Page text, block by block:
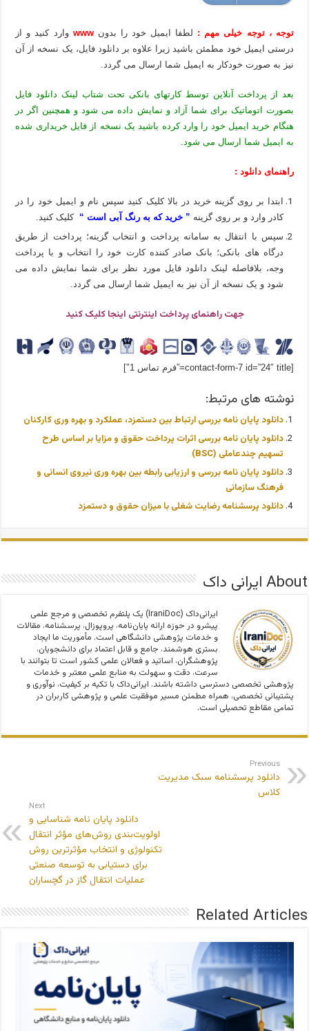
توجه ، توجه خیلی مهم : لطفا ایمیل خود را بدون www وارد کنید و از
درستی ایمیل خود مطمئن باشید زیرا علاوه بر دانلود فایل، یک نسخه از آن
نیز به صورت خودکار به ایمیل شما ارسال می گردد.
بعد از پرداخت آنلاین توسط کارتهای بانکی تحت شتاب لینک دانلود فایل
بصورت اتوماتیک برای شما آزاد و نمایش داده می شود و همچنین اگر در
هنگام خرید ایمیل خود را وارد کرده باشید یک نسخه از فایل خریداری شده
به ایمیل شما ارسال می شود.
راهنمای دانلود :
ابتدا بر روی گزینه خرید در بالا کلیک کنید سپس نام و ایمیل خود را در
کادر وارد و بر روی گزینه ” خرید که به رنگ آبی است “
کلیک کنید.
سپس با انتقال به سامانه پرداخت و انتخاب گزینه؛ پرداخت از طریق
درگاه های بانکی؛ بانک صادر کننده کارت خود را انتخاب و با پرداخت
وجه، بلافاصله لینک دانلود فایل مورد نظر برای شما نمایش داده می
شود و یک نسخه از آن نیز به ایمیل شما ارسال می گردد.
جهت راهنمای پرداخت اینترنتی اینجا کلیک کنید
[contact-form-7 id=”24″ title=”فرم تماس 1″]
نوشته های مرتبط:
دانلود پایان نامه بررسی ارتباط بین دستمزد، عملکرد و بهره وری کارکنان
دانلود پایان نامه بررسی اثرات پرداخت حقوق و مزایا بر اساس طرح
تسهیم چندعاملی (BSC)
دانلود پایان نامه بررسی و ارزیابی رابطه بین بهره وری نیروی انسانی و
فرهنگ سازمانی
دانلود پرسشنامه رضایت شغلی با میزان حقوق و دستمزد
About ایرانی داک
ایرانی‌داک (IraniDoc) یک پلتفرم تخصصی و مرجع علمی
پیشرو در حوزه ارائه پایان‌نامه، پروپوزال، پرسشنامه، مقالات
و خدمات پژوهشی دانشگاهی است. مأموریت ما ایجاد
بستری هوشمند، جامع و قابل اعتماد برای دانشجویان،
پژوهشگران، اساتید و فعالان علمی کشور است تا بتوانند با
سرعت، دقت و سهولت به منابع علمی معتبر و خدمات
پژوهشی تخصصی دسترسی داشته باشند. ایرانی‌داک با تکیه بر کیفیت، نوآوری و
پشتیبانی تخصصی، همراه مطمئن مسیر موفقیت علمی و پژوهشی کاربران در
تمامی مقاطع تحصیلی است.
Previous
دانلود پرسشنامه سبک مدیریت
کلاس
Next
دانلود پایان نامه شناسایی و
اولویت‌بندی روش‌های مؤثر انتقال
تکنولوژی و انتخاب مؤثرترین روش
برای دستیابی به توسعه صنعتی
عملیات انتقال گاز در گچساران
Related Articles